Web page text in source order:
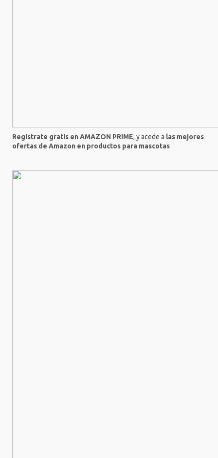
Registrate gratis en AMAZON PRIME, y acede a las mejores
ofertas de Amazon en productos para mascotas